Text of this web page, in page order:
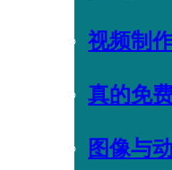
视频制
真的免
图像与